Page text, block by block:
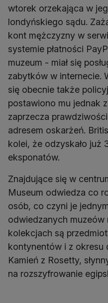
wtorek orzekająca w
londyńskiego sądu.
kont mężczyzny w
systemie płatności
muzeum - miał się
zabytków w internecie.
się obecnie także
postawiono mu jednak
zaprzecza
adresem oskarżeń.
kolei, że odzyskało już
eksponatów.
Znajdujące się w
Museum odwiedza co
osób, co czyni je
odwiedzanych muzeów
kolekcjach są
kontynentów i z okresu
Kamień z Rosetty,
na rozszyfrowanie